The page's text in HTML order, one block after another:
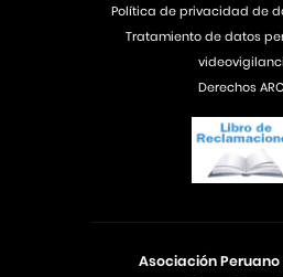
Asociación
Política de privacidad de
Tratamiento de datos
Derechos